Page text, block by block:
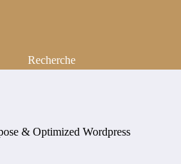
& Optimized Wordpress